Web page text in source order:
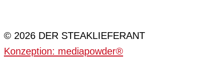
© 2026 DER STEAKLIEFERANT
Konzeption: mediapowder®